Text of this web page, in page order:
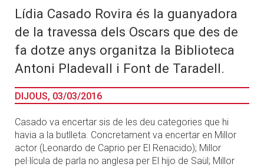
Lídia Casado Rovira és la guanyadora
de la travessa dels Oscars que des de
fa dotze anys organitza la Biblioteca
Antoni Pladevall i Font de Taradell.
DIJOUS, 03/03/2016
Casado va encertar sis de les deu categories que hi
havia a la butlleta. Concretament va encertar en Millor
actor (Leonardo de Caprio per El Renacido); Millor
pel·lícula de parla no anglesa per El hijo de Saül; Millor